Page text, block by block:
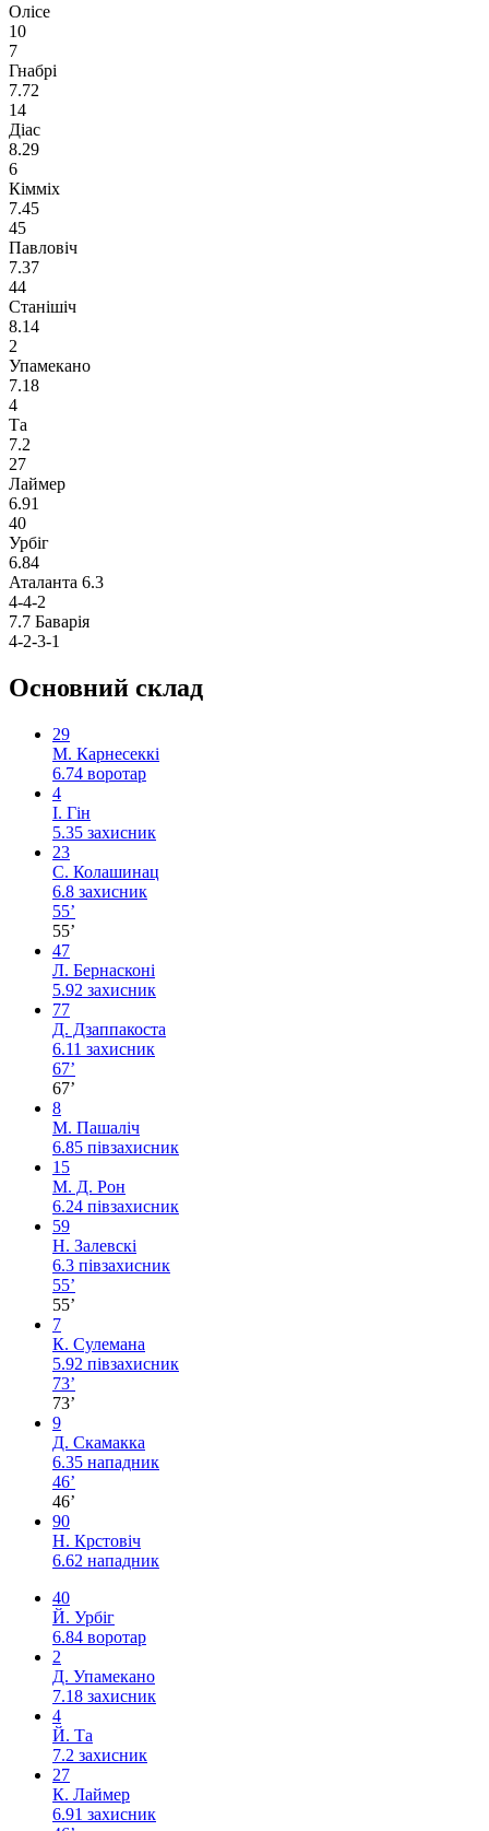
Олісе
10
7
Гнабрі
7.72
14
Діас
8.29
6
Кімміх
7.45
45
Павловіч
7.37
44
Станішіч
8.14
2
Упамекано
7.18
4
Та
7.2
27
Лаймер
6.91
40
Урбіг
6.84
Аталанта 6.3
4-4-2
7.7 Баварія
4-2-3-1
Основний склад
29
М. Карнесеккі
6.74 воротар
4
І. Гін
5.35 захисник
23
С. Колашинац
6.8 захисник
55’
55’
47
Л. Бернасконі
5.92 захисник
77
Д. Дзаппакоста
6.11 захисник
67’
67’
8
М. Пашаліч
6.85 півзахисник
15
М. Д. Рон
6.24 півзахисник
59
Н. Залевскі
6.3 півзахисник
55’
55’
7
К. Сулемана
5.92 півзахисник
73’
73’
9
Д. Скамакка
6.35 нападник
46’
46’
90
Н. Крстовіч
6.62 нападник
40
Й. Урбіг
6.84 воротар
2
Д. Упамекано
7.18 захисник
4
Й. Та
7.2 захисник
27
К. Лаймер
6.91 захисник